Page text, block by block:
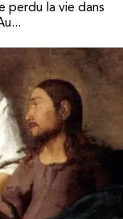
perdu la vie dans